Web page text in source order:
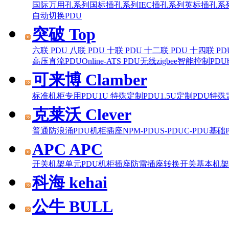
国际万用孔系列 国标插孔系列 IEC插孔系列 英标插孔系
自动切换PDU
突破 Top
六联 PDU 八联 PDU 十联 PDU 十二联 PDU 十四联
高压直流PDUOnline-ATS PDU无线zigbee智能控制PDU
可来博 Clamber
标准机柜专用PDU1U 特殊定制PDU1.5U定制PDU特殊
克莱沃 Clever
普通 防浪涌PDU机柜插座NPM-PDUS-PDUC-PDU基础
APC APC
开关机架单元PDU机柜插座防雷插座转换开关基本机
科海 kehai
公牛 BULL